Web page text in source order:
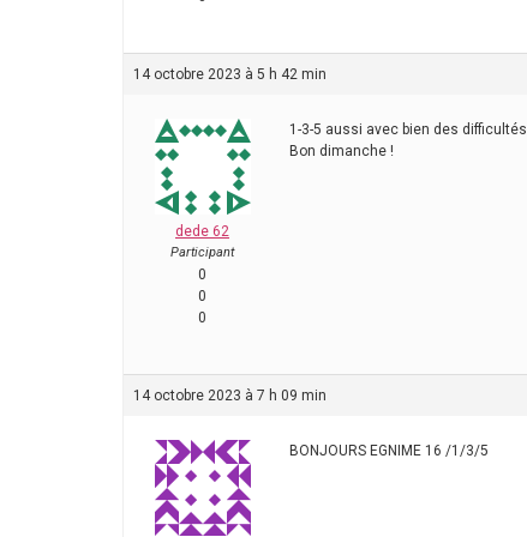
14 octobre 2023 à 5 h 42 min
dede 62
Participant
0
0
0
1-3-5 aussi avec bien des difficultés
Bon dimanche !
14 octobre 2023 à 7 h 09 min
BONJOURS EGNIME 16 /1/3/5